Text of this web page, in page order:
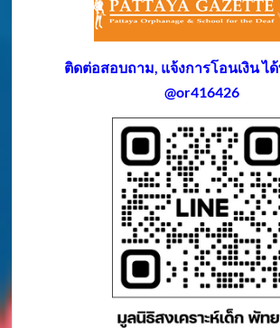
ติดต่อสอบถาม, แจ้งการโอนเงิน ไ
@or416426